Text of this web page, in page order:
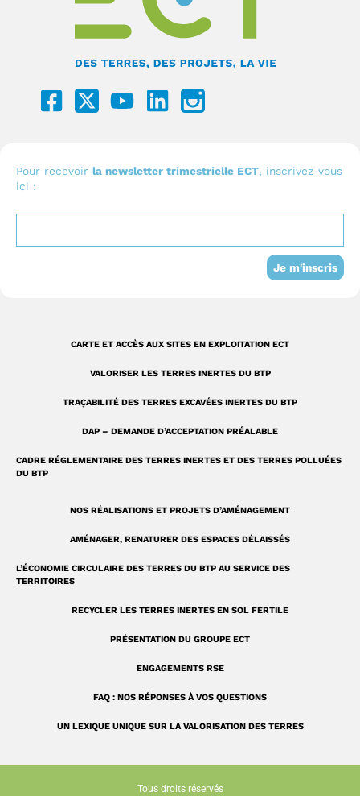
a
b
o
k
o
u
e
i
e
i
n
I
c
I
s
t
a
m
Pour recevoir la newsletter trimestrielle ECT, inscrivez-vous
ici :
Je m'inscris
CARTE ET ACCÈS AUX SITES EN EXPLOITATION ECT
VALORISER LES TERRES INERTES DU BTP
TRAÇABILITÉ DES TERRES EXCAVÉES INERTES DU BTP
DAP – DEMANDE D’ACCEPTATION PRÉALABLE
CADRE RÉGLEMENTAIRE DES TERRES INERTES ET DES TERRES POLLUÉES
DU BTP
NOS RÉALISATIONS ET PROJETS D’AMÉNAGEMENT
AMÉNAGER, RENATURER DES ESPACES DÉLAISSÉS
L’ÉCONOMIE CIRCULAIRE DES TERRES DU BTP AU SERVICE DES
TERRITOIRES
RECYCLER LES TERRES INERTES EN SOL FERTILE
PRÉSENTATION DU GROUPE ECT
ENGAGEMENTS RSE
FAQ : NOS RÉPONSES À VOS QUESTIONS
UN LEXIQUE UNIQUE SUR LA VALORISATION DES TERRES
Tous droits réservés